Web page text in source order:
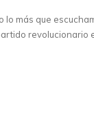
lo más que
revolucionario